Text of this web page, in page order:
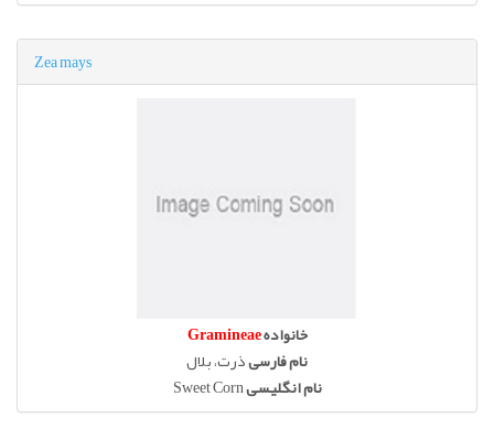
Zea mays
خانوادهGramineae
نام فارسیذرت، بلال
نام انگلیسیSweet Corn